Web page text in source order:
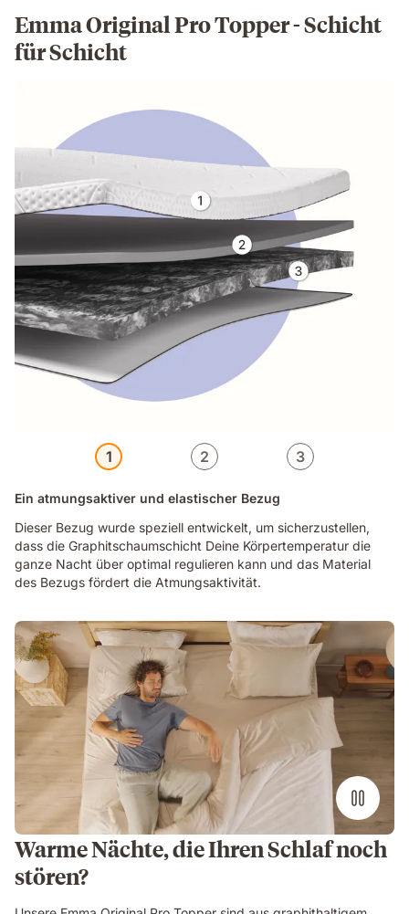
Emma Original Pro Topper - Schicht
für Schicht
1 2 3
Ein atmungsaktiver und elastischer Bezug
Dieser Bezug wurde speziell entwickelt, um sicherzustellen,
dass die Graphitschaumschicht Deine Körpertemperatur die
ganze Nacht über optimal regulieren kann und das Material
des Bezugs fördert die Atmungsaktivität.
Warme Nächte, die Ihren Schlaf noch
stören?